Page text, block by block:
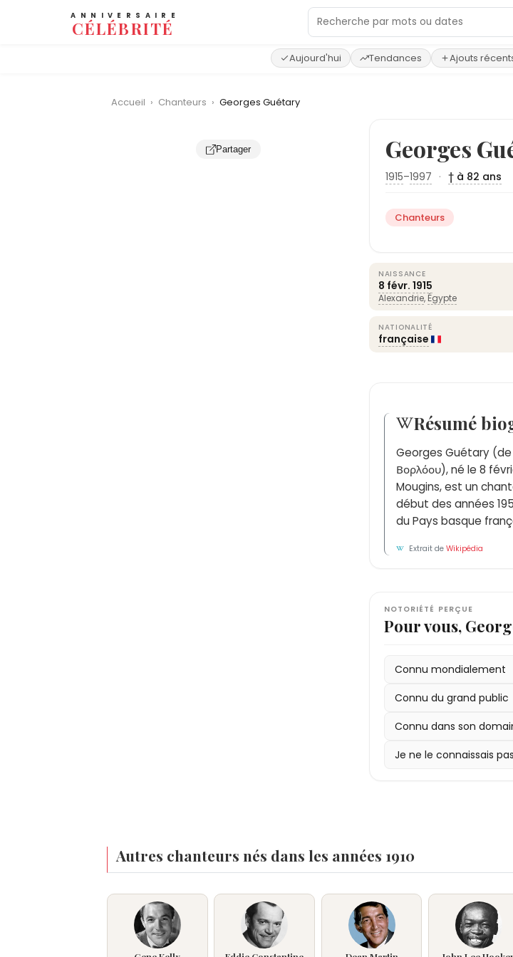
ANNIVERSAIRE
CÉLÉBRITÉ
Aujourd'hui Tendances Ajouts
Accueil › Chanteurs › Georges Guétary
Partager Georges
1915–1997 · † à 82 ans
Chanteurs
NAISSANCE
8 févr. 1915
Alexandrie, Égypte
NATIONALITÉ
française
Résumé
Georges Guétary (de
Βορλόου), né le 8
Mougins, est un
début des années
du Pays basque
Extrait deWikipédia
NOTORIÉTÉ PERÇUE
Pour vous,
Connu mondialement
Connu du grand public
Connu dans son
Je ne le connaissais pas
Autres chanteurs nés dans les années 1910